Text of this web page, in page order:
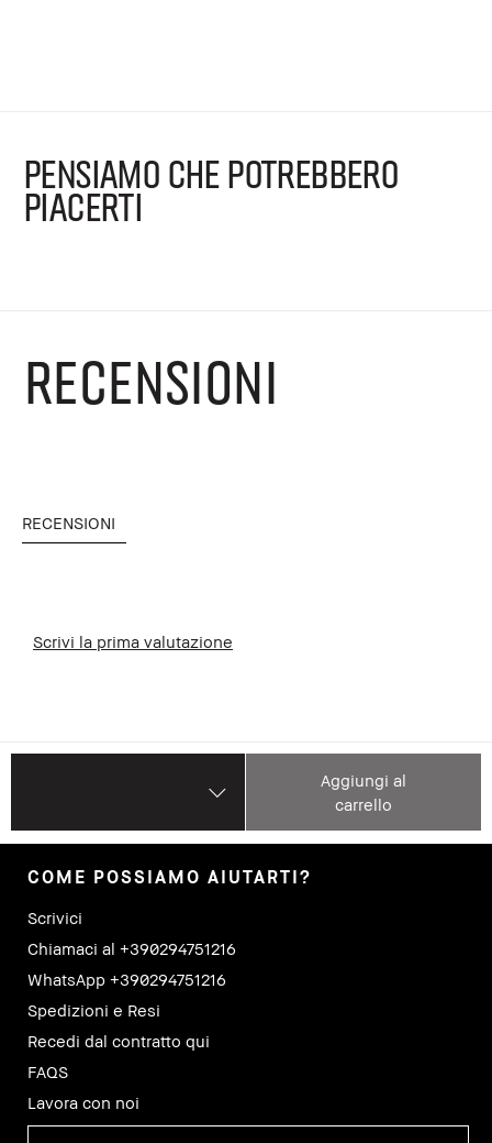
PENSIAMO CHE POTREBBERO
PIACERTI
RECENSIONI
RECENSIONI
Scrivi la prima valutazione
Aggiungi al
carrello
COME POSSIAMO AIUTARTI?
Scrivici
Chiamaci al +390294751216
WhatsApp +390294751216
Spedizioni e Resi
Recedi dal contratto qui
FAQS
Lavora con noi